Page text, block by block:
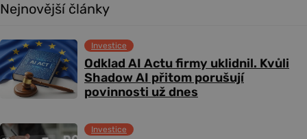
Nejnovější články
Odklad AI Actu firmy uklidnil. Kvůli
Shadow AI přitom porušují
povinnosti už dnes
Investice
Investice